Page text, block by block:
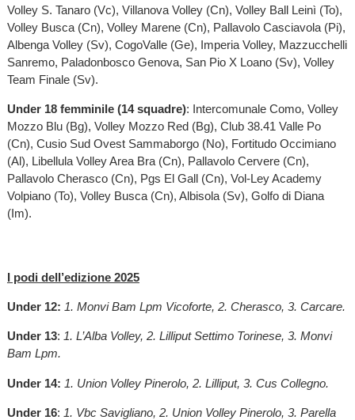
Volley S. Tanaro (Vc), Villanova Volley (Cn), Volley Ball Leinì (To),
Volley Busca (Cn), Volley Marene (Cn), Pallavolo Casciavola (Pi),
Albenga Volley (Sv), CogoValle (Ge), Imperia Volley, Mazzucchelli
Sanremo, Paladonbosco Genova, San Pio X Loano (Sv), Volley
Team Finale (Sv).
Under 18 femminile (14 squadre): Intercomunale Como, Volley
Mozzo Blu (Bg), Volley Mozzo Red (Bg), Club 38.41 Valle Po
(Cn), Cusio Sud Ovest Sammaborgo (No), Fortitudo Occimiano
(Al), Libellula Volley Area Bra (Cn), Pallavolo Cervere (Cn),
Pallavolo Cherasco (Cn), Pgs El Gall (Cn), Vol-Ley Academy
Volpiano (To), Volley Busca (Cn), Albisola (Sv), Golfo di Diana
(Im).
I podi dell’edizione 2025
Under 12: 1. Monvi Bam Lpm Vicoforte, 2. Cherasco, 3. Carcare.
Under 13: 1. L’Alba Volley, 2. Lilliput Settimo Torinese, 3. Monvi
Bam Lpm.
Under 14: 1. Union Volley Pinerolo, 2. Lilliput, 3. Cus Collegno.
Under 16: 1. Vbc Savigliano, 2. Union Volley Pinerolo, 3. Parella